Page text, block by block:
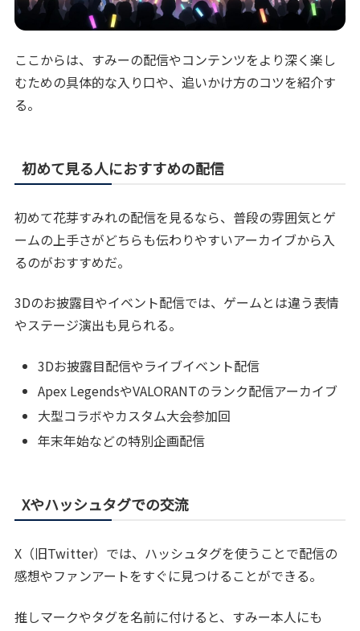
ここからは、すみーの配信やコンテンツをより深く楽し
むための具体的な入り口や、追いかけ方のコツを紹介す
る。
初めて見る人におすすめの配信
初めて花芽すみれの配信を見るなら、普段の雰囲気とゲ
ームの上手さがどちらも伝わりやすいアーカイブから入
るのがおすすめだ。
3Dのお披露目やイベント配信では、ゲームとは違う表情
やステージ演出も見られる。
3Dお披露目配信やライブイベント配信
Apex LegendsやVALORANTのランク配信アーカイブ
大型コラボやカスタム大会参加回
年末年始などの特別企画配信
Xやハッシュタグでの交流
X（旧Twitter）では、ハッシュタグを使うことで配信の
感想やファンアートをすぐに見つけることができる。
推しマークやタグを名前に付けると、すみー本人にも